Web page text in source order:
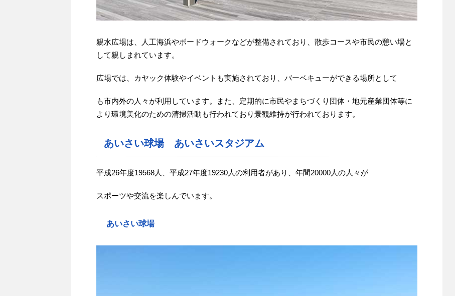
親水広場は、人工海浜やボードウォークなどが整備されており、散歩コースや市民の憩い場と
して親しまれています。
広場では、カヤック体験やイベントも実施されており、バーベキューができる場所として
も市内外の人々が利用しています。また、定期的に市民やまちづくり団体・地元産業団体等に
より環境美化のための清掃活動も行われており景観維持が行われております。
あいさい球場 あいさいスタジアム
平成26年度19568人、平成27年度19230人の利用者があり、年間20000人の人々が
スポーツや交流を楽しんでいます。
あいさい球場